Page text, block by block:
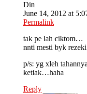
Din
June 14, 2012 at
Permalink
tak pe lah ciktom…
nnti mesti byk
p/s: yg xleh
ketiak…haha
Reply